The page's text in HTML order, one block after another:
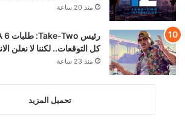
منذ 20 ساعة
كل التوقعات.. لكننا لا نعلن
منذ 23 ساعة
تحميل المزيد